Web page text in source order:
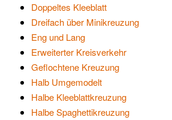
Doppeltes Kleeblatt
Dreifach über Minikreuzung
Eng und Lang
Erweiterter Kreisverkehr
Geflochtene Kreuzung
Halb Umgemodelt
Halbe Kleeblattkreuzung
Halbe Spaghettikreuzung